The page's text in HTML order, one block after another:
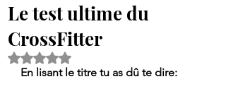
Le test ultime du
CrossFitter
Noté NaN étoiles sur 5.
En lisant le titre tu as dû te dire: